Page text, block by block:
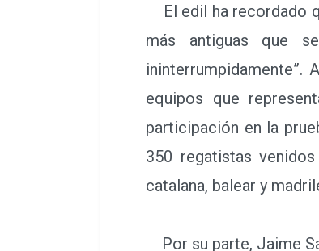
El edil ha recordado
más antiguas que
ininterrumpidamente”.
equipos que
participación en la
350 regatistas
catalana, balear y
Por su parte, Jaime